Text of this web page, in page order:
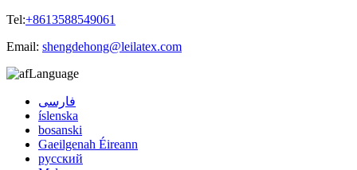
Tel:+8613588549061
Email: shengdehong@leilatex.com
Language
فارسی
íslenska
bosanski
Gaeilgenah Éireann
русский